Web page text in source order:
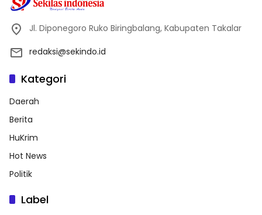
Jl. Diponegoro Ruko Biringbalang, Kabupaten Takalar
redaksi@sekindo.id
Kategori
Daerah
Berita
HuKrim
Hot News
Politik
Label